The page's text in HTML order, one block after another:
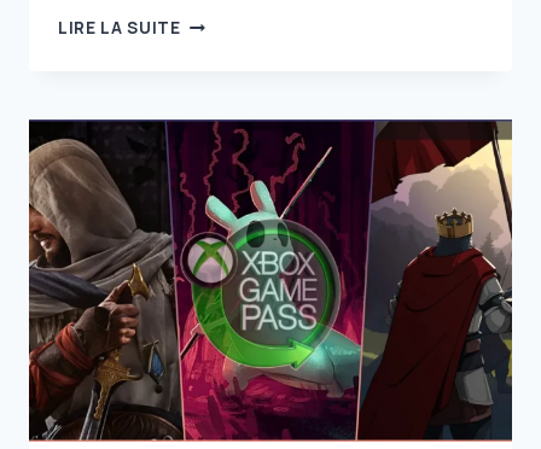
LIRE LA SUITEXBOX
8
NOUVEAUX
JEUX
GRATUITS
ARRIVENT,
ET
C’EST
DU
LOURD
!